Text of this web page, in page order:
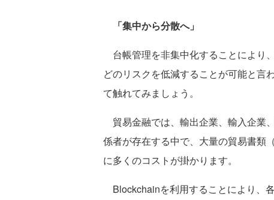
「集中から分散へ」
台帳管理を非集中化することにより
どのリスクを低減することが可能と言
て触れてみましょう。
貿易金融では、輸出企業、輸入企業
係者が存在する中で、大量の貿易書類
に多くのコストが掛かります。
Blockchainを利用することにより、